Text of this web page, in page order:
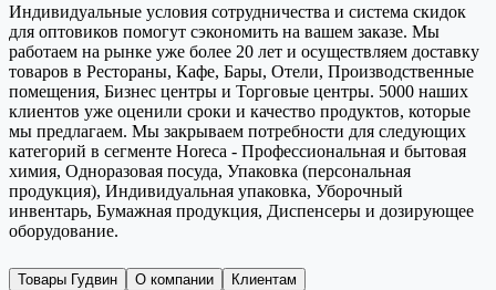
Индивидуальные условия сотрудничества и система скидок
для оптовиков помогут сэкономить на вашем заказе. Мы
работаем на рынке уже более 20 лет и осуществляем доставку
товаров в Рестораны, Кафе, Бары, Отели, Производственные
помещения, Бизнес центры и Торговые центры. 5000 наших
клиентов уже оценили сроки и качество продуктов, которые
мы предлагаем. Мы закрываем потребности для следующих
категорий в сегменте Horeca - Профессиональная и бытовая
химия, Одноразовая посуда, Упаковка (персональная
продукция), Индивидуальная упаковка, Уборочный
инвентарь, Бумажная продукция, Диспенсеры и дозирующее
оборудование.
Товары Гудвин О компании Клиентам